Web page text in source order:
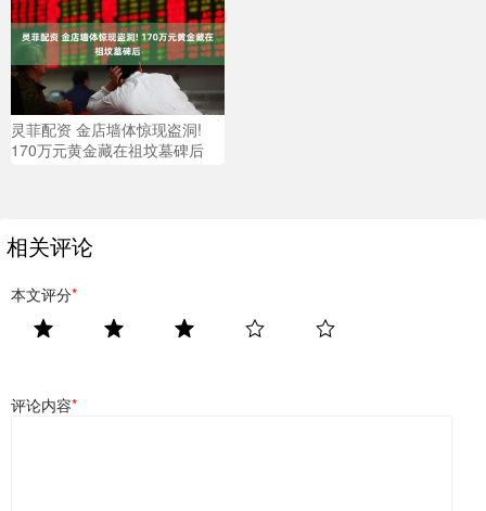
灵菲配资 金店墙体惊现盗洞!
170万元黄金藏在祖坟墓碑后
相关评论
本文评分*
评论内容*